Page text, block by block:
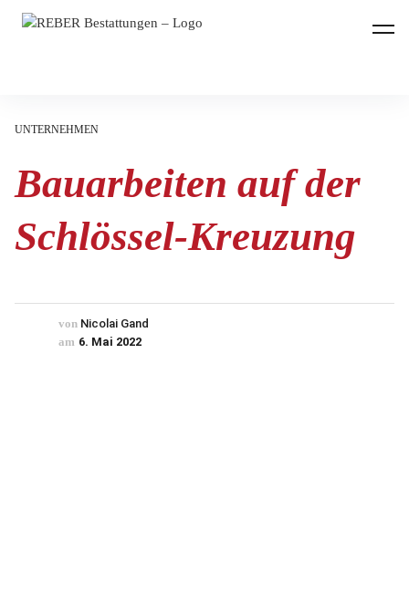
REBER Bestattungen
UNTERNEHMEN
Bauarbeiten auf der
Schlössel-Kreuzung
von Nicolai Gand
am 6. Mai 2022